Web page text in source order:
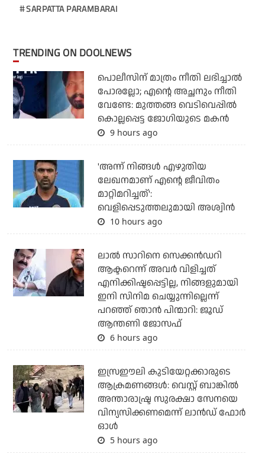
SARPATTA PARAMBARAI
TRENDING ON DOOLNEWS
പൊലീസിന് മാത്രം നീതി ലഭിച്ചാല്‍
പോരല്ലോ; എന്റെ അച്ഛനും നീതി
വേണ്ടേ: മുത്തങ്ങ വെടിവെപ്പില്‍
കൊല്ലപ്പെട്ട ജോഗിയുടെ മകന്‍
9 hours ago
'അന്ന് നിങ്ങള്‍ എഴുതിയ
ലേഖനമാണ് എന്റെ ജീവിതം
മാറ്റിമറിച്ചത്':
വെളിപ്പെടുത്തലുമായി അശ്വിന്‍
10 hours ago
ലാല്‍ സാറിനെ സെക്കന്‍ഡറി
ആക്ടറെന്ന് അവര്‍ വിളിച്ചത്
എനിക്കിഷ്ടപ്പെട്ടില്ല, നിങ്ങളുമായി
ഇനി സിനിമ ചെയ്യുന്നില്ലെന്ന്
പറഞ്ഞ് ഞാന്‍ പിന്മാറി: ജൂഡ്
ആന്തണി ജോസഫ്
6 hours ago
ഇസ്രഈലി കുടിയേറ്റക്കാരുടെ
ആക്രമണങ്ങള്‍: വെസ്റ്റ് ബാങ്കില്‍
അന്താരാഷ്ട്ര സുരക്ഷാ സേനയെ
വിന്യസിക്കണമെന്ന് ലാന്‍ഡ് ഫോര്‍
ഓള്‍
5 hours ago